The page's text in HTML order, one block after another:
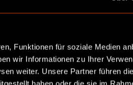
Funktionen für soziale Medien
wir Informationen zu Ihrer
weiter. Unsere Partner führen